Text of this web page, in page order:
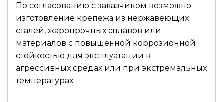
По согласованию с заказчиком возможно
изготовление крепежа из нержавеющих
сталей, жаропрочных сплавов или
материалов с повышенной коррозионной
стойкостью для эксплуатации в
агрессивных средах или при экстремальных
температурах.